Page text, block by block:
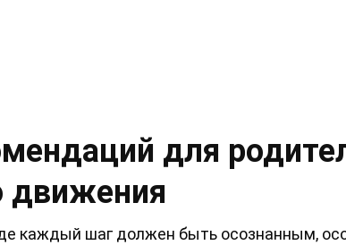
для
движения
каждый шаг должен быть осознанным,